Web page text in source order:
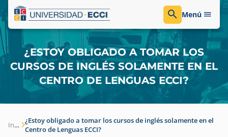
Menú
¿ESTOY OBLIGADO A TOMAR LOS
CURSOS DE INGLÉS SOLAMENTE EN EL
CENTRO DE LENGUAS ECCI?
Inicio
¿Estoy obligado a tomar los cursos de inglés solamente en el
Centro de Lenguas ECCI?